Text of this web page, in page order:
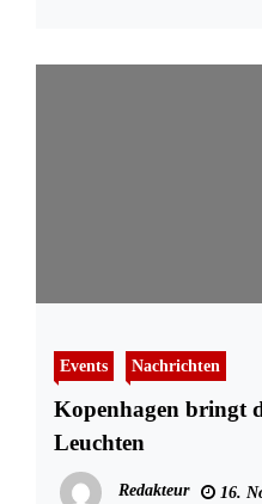
Events Nachrichten
Kopenhagen bringt
Leuchten
Redakteur 16.